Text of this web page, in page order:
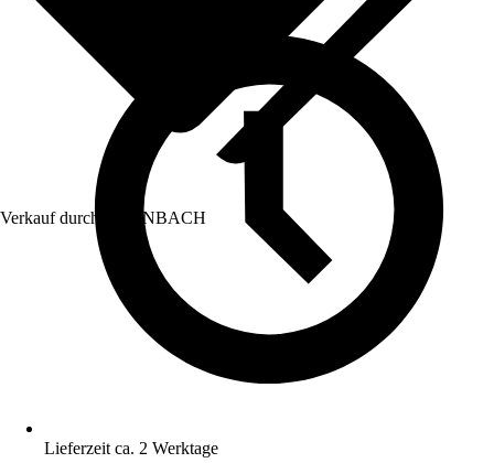
Verkauf durch: HORNBACH
Lieferzeit ca. 2 Werktage